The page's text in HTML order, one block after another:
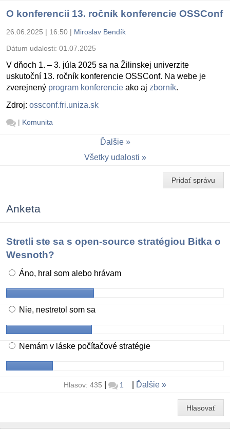
O konferencii 13. ročník konferencie OSSConf
26.06.2025 | 16:50 | Miroslav Bendík
Dátum udalosti: 01.07.2025
V dňoch 1. – 3. júla 2025 sa na Žilinskej univerzite
uskutoční 13. ročník konferencie OSSConf. Na webe je
zverejnený program konferencie ako aj zborník.
Zdroj: ossconf.fri.uniza.sk
| Komunita
Ďalšie
Všetky udalosti
Pridať správu
Anketa
Stretli ste sa s open-source stratégiou Bitka o
Wesnoth?
Áno, hral som alebo hrávam
Nie, nestretol som sa
Nemám v láske počítačové stratégie
Hlasov: 435 1 Ďalšie
Hlasovať